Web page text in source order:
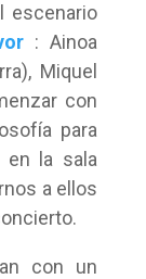
escenario
: Ainoa
Miquel
con
para
en la sala
a ellos
con un